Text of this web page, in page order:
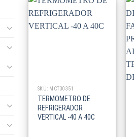
SKU: MCT30351
TERMOMETRO DE
REFRIGERADOR
VERTICAL -40 A 40C